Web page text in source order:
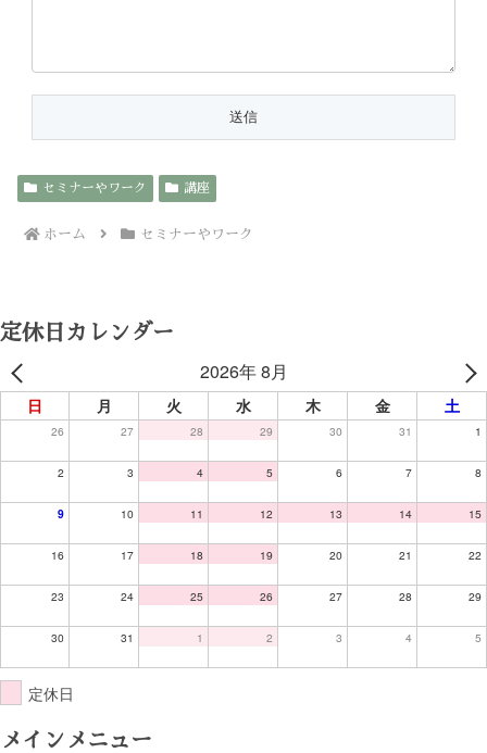
セミナーやワーク 講座
ホーム セミナーやワーク
定休日カレンダー
2026年 8月
日 月 火 水 木 金 土
26 27 28 29 30 31 1
2 3 4 5 6 7 8
9 10 11 12 13 14 15
16 17 18 19 20 21 22
23 24 25 26 27 28 29
30 31 1 2 3 4 5
定休日
メインメニュー